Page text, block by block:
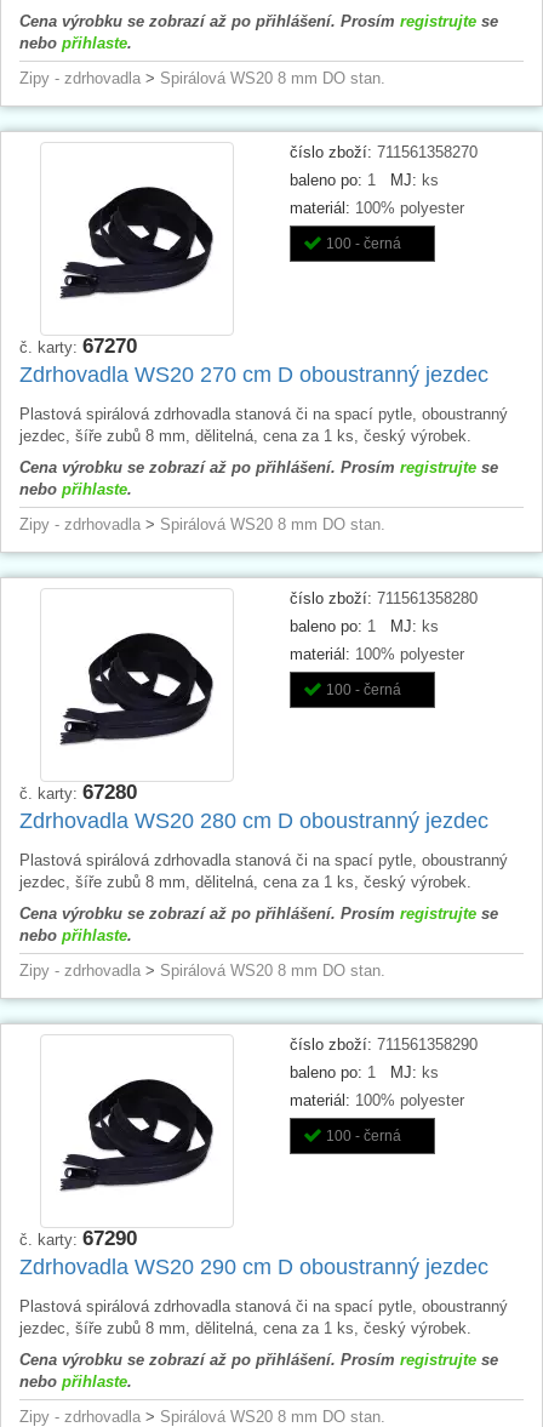
Cena výrobku se zobrazí až po přihlášení. Prosím registrujte se
nebo přihlaste.
Zipy - zdrhovadla > Spirálová WS20 8 mm DO stan.
číslo zboží: 711561358270
baleno po: 1 MJ: ks
materiál: 100% polyester
100 - černá
č. karty: 67270
Zdrhovadla WS20 270 cm D oboustranný jezdec
Plastová spirálová zdrhovadla stanová či na spací pytle, oboustranný
jezdec, šíře zubů 8 mm, dělitelná, cena za 1 ks, český výrobek.
Cena výrobku se zobrazí až po přihlášení. Prosím registrujte se
nebo přihlaste.
Zipy - zdrhovadla > Spirálová WS20 8 mm DO stan.
číslo zboží: 711561358280
baleno po: 1 MJ: ks
materiál: 100% polyester
100 - černá
č. karty: 67280
Zdrhovadla WS20 280 cm D oboustranný jezdec
Plastová spirálová zdrhovadla stanová či na spací pytle, oboustranný
jezdec, šíře zubů 8 mm, dělitelná, cena za 1 ks, český výrobek.
Cena výrobku se zobrazí až po přihlášení. Prosím registrujte se
nebo přihlaste.
Zipy - zdrhovadla > Spirálová WS20 8 mm DO stan.
číslo zboží: 711561358290
baleno po: 1 MJ: ks
materiál: 100% polyester
100 - černá
č. karty: 67290
Zdrhovadla WS20 290 cm D oboustranný jezdec
Plastová spirálová zdrhovadla stanová či na spací pytle, oboustranný
jezdec, šíře zubů 8 mm, dělitelná, cena za 1 ks, český výrobek.
Cena výrobku se zobrazí až po přihlášení. Prosím registrujte se
nebo přihlaste.
Zipy - zdrhovadla > Spirálová WS20 8 mm DO stan.